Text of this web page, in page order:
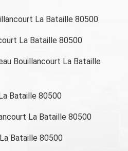
La Bataille 80500
La Bataille 80500
Bouillancourt La Bataille
Bataille 80500
La Bataille 80500
Bataille 80500